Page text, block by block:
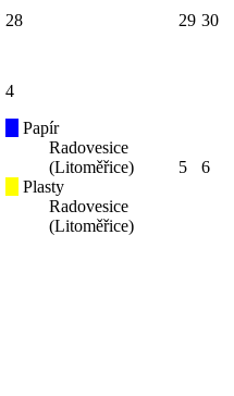
28 29 30
4
Papír
Radovesice
(Litoměřice)
Plasty
Radovesice
(Litoměřice)
5 6